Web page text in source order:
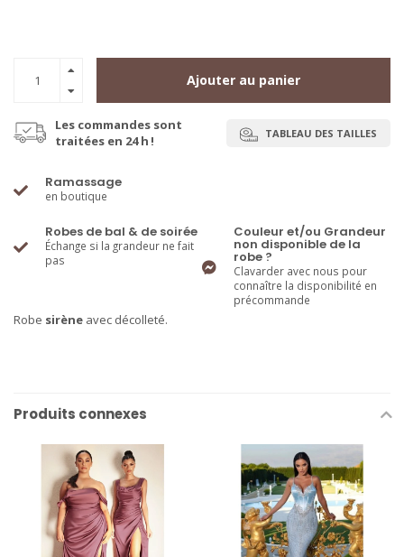
Ajouter au panier
Les commandes sont
traitées en 24 h !
TABLEAU DES TAILLES
Ramassage
en boutique
Robes de bal & de soirée
Échange si la grandeur ne fait
pas
Couleur et/ou Grandeur
non disponible de la
robe ?
Clavarder avec nous pour
connaître la disponibilité en
précommande
Robe sirène avec décolleté.
Produits connexes